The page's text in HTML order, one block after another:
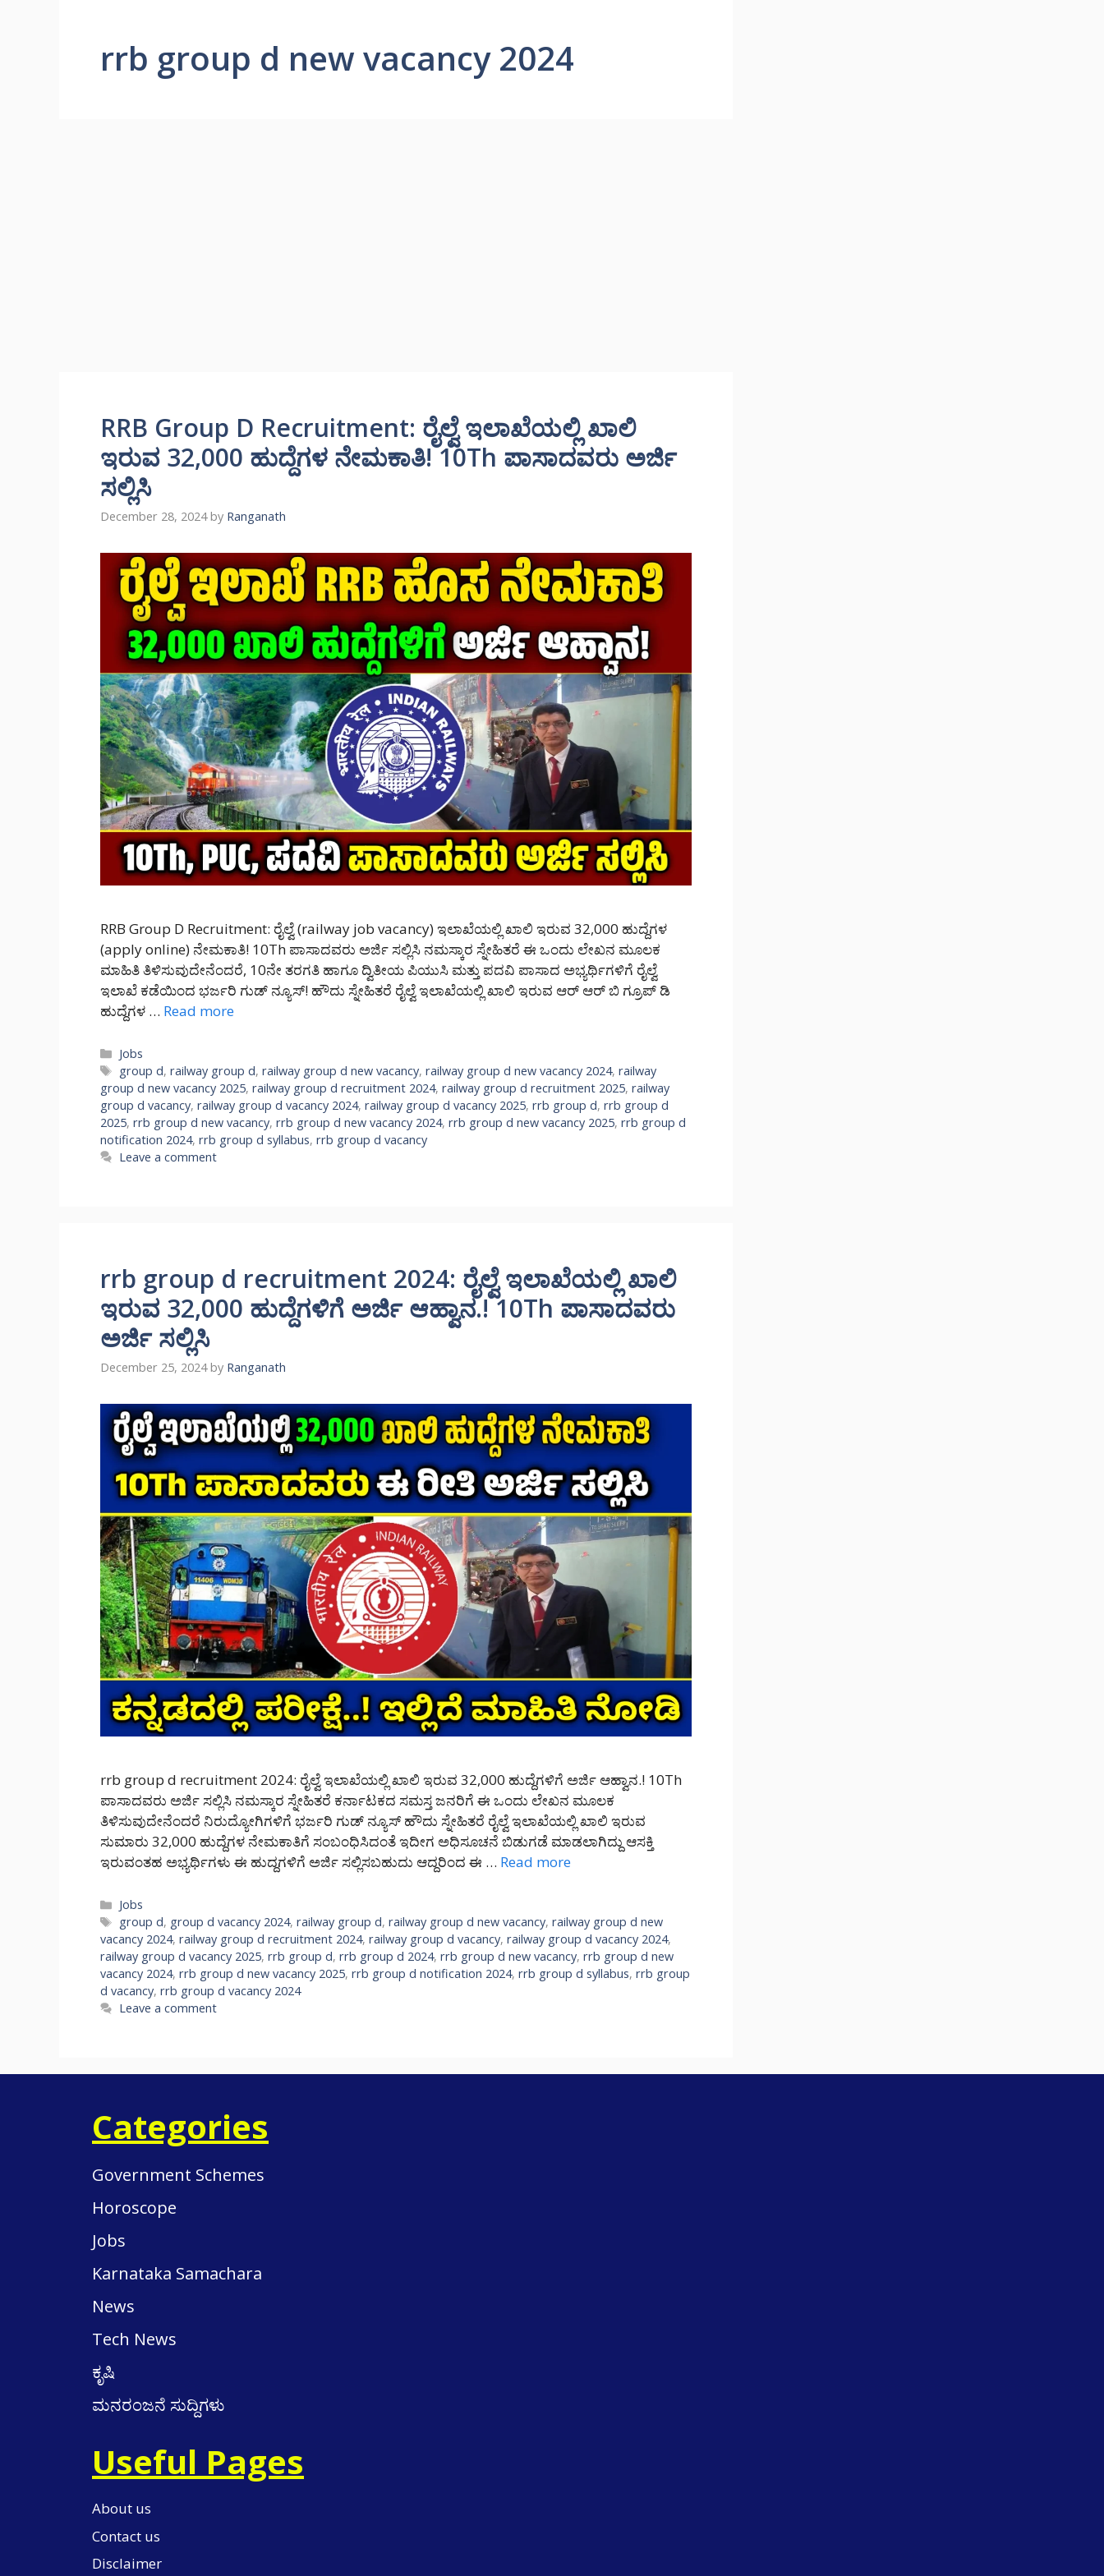
rrb group d new vacancy 2024
RRB Group D Recruitment: ರೈಲ್ವೆ ಇಲಾಖೆಯಲ್ಲಿ ಖಾಲಿ
ಇರುವ 32,000 ಹುದ್ದೆಗಳ ನೇಮಕಾತಿ! 10Th ಪಾಸಾದವರು ಅರ್ಜಿ
ಸಲ್ಲಿಸಿ
December 28, 2024 by Ranganath
RRB Group D Recruitment: ರೈಲ್ವೆ (railway job vacancy) ಇಲಾಖೆಯಲ್ಲಿ ಖಾಲಿ ಇರುವ 32,000 ಹುದ್ದೆಗಳ
(apply online) ನೇಮಕಾತಿ! 10Th ಪಾಸಾದವರು ಅರ್ಜಿ ಸಲ್ಲಿಸಿ ನಮಸ್ಕಾರ ಸ್ನೇಹಿತರೆ ಈ ಒಂದು ಲೇಖನ ಮೂಲಕ
ಮಾಹಿತಿ ತಿಳಿಸುವುದೇನೆಂದರೆ, 10ನೇ ತರಗತಿ ಹಾಗೂ ದ್ವಿತೀಯ ಪಿಯುಸಿ ಮತ್ತು ಪದವಿ ಪಾಸಾದ ಅಭ್ಯರ್ಥಿಗಳಿಗೆ ರೈಲ್ವೆ
ಇಲಾಖೆ ಕಡೆಯಿಂದ ಭರ್ಜರಿ ಗುಡ್ ನ್ಯೂಸ್! ಹೌದು ಸ್ನೇಹಿತರೆ ರೈಲ್ವೆ ಇಲಾಖೆಯಲ್ಲಿ ಖಾಲಿ ಇರುವ ಆರ್ ಆರ್ ಬಿ ಗ್ರೂಪ್ ಡಿ
ಹುದ್ದೆಗಳ … Read more
Categories
Jobs
Tags
group d,railway group d,railway group d new vacancy,railway group d new vacancy 2024,railway
group d new vacancy 2025, railway group d recruitment 2024, railway group d recruitment 2025, railway
group d vacancy, railway group d vacancy 2024, railway group d vacancy 2025, rrb group d, rrb group d
2025, rrb group d new vacancy, rrb group d new vacancy 2024, rrb group d new vacancy 2025, rrb group d
notification 2024, rrb group d syllabus, rrb group d vacancy
Leave a comment
rrb group d recruitment 2024: ರೈಲ್ವೆ ಇಲಾಖೆಯಲ್ಲಿ ಖಾಲಿ
ಇರುವ 32,000 ಹುದ್ದೆಗಳಿಗೆ ಅರ್ಜಿ ಆಹ್ವಾನ.! 10Th ಪಾಸಾದವರು
ಅರ್ಜಿ ಸಲ್ಲಿಸಿ
December 25, 2024 by Ranganath
rrb group d recruitment 2024: ರೈಲ್ವೆ ಇಲಾಖೆಯಲ್ಲಿ ಖಾಲಿ ಇರುವ 32,000 ಹುದ್ದೆಗಳಿಗೆ ಅರ್ಜಿ ಆಹ್ವಾನ.! 10Th
ಪಾಸಾದವರು ಅರ್ಜಿ ಸಲ್ಲಿಸಿ ನಮಸ್ಕಾರ ಸ್ನೇಹಿತರೆ ಕರ್ನಾಟಕದ ಸಮಸ್ತ ಜನರಿಗೆ ಈ ಒಂದು ಲೇಖನ ಮೂಲಕ
ತಿಳಿಸುವುದೇನೆಂದರೆ ನಿರುದ್ಯೋಗಿಗಳಿಗೆ ಭರ್ಜರಿ ಗುಡ್ ನ್ಯೂಸ್ ಹೌದು ಸ್ನೇಹಿತರೆ ರೈಲ್ವೆ ಇಲಾಖೆಯಲ್ಲಿ ಖಾಲಿ ಇರುವ
ಸುಮಾರು 32,000 ಹುದ್ದೆಗಳ ನೇಮಕಾತಿಗೆ ಸಂಬಂಧಿಸಿದಂತೆ ಇದೀಗ ಅಧಿಸೂಚನೆ ಬಿಡುಗಡೆ ಮಾಡಲಾಗಿದ್ದು ಆಸಕ್ತಿ
ಇರುವಂತಹ ಅಭ್ಯರ್ಥಿಗಳು ಈ ಹುದ್ದಗಳಿಗೆ ಅರ್ಜಿ ಸಲ್ಲಿಸಬಹುದು ಆದ್ದರಿಂದ ಈ … Read more
Categories
Jobs
Tags
group d, group d vacancy 2024,railway group d,railway group d new vacancy,railway group d new
vacancy 2024, railway group d recruitment 2024, railway group d vacancy, railway group d vacancy 2024,
railway group d vacancy 2025, rrb group d, rrb group d 2024, rrb group d new vacancy, rrb group d new
vacancy 2024, rrb group d new vacancy 2025, rrb group d notification 2024, rrb group d syllabus, rrb group
d vacancy, rrb group d vacancy 2024
Leave a comment
Categories
Government Schemes
Horoscope
Jobs
Karnataka Samachara
News
Tech News
ಕೃಷಿ
ಮನರಂಜನೆ ಸುದ್ದಿಗಳು
Useful Pages
About us
Contact us
Disclaimer